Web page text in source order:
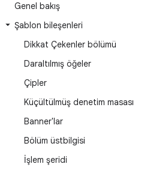
Genel bakış
Şablon bileşenleri
Dikkat Çekenler bölümü
Daraltılmış öğeler
Çipler
Küçültülmüş denetim masası
Banner'lar
Bölüm üstbilgisi
İşlem şeridi